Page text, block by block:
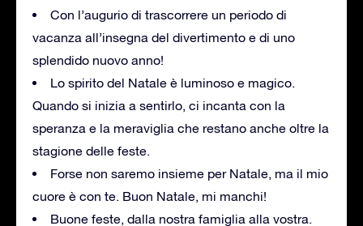
Con l’augurio di trascorrere un periodo di
vacanza all’insegna del divertimento e di uno
splendido nuovo anno!
Lo spirito del Natale è luminoso e magico.
Quando si inizia a sentirlo, ci incanta con la
speranza e la meraviglia che restano anche oltre la
stagione delle feste.
Forse non saremo insieme per Natale, ma il mio
cuore è con te. Buon Natale, mi manchi!
Buone feste, dalla nostra famiglia alla vostra.